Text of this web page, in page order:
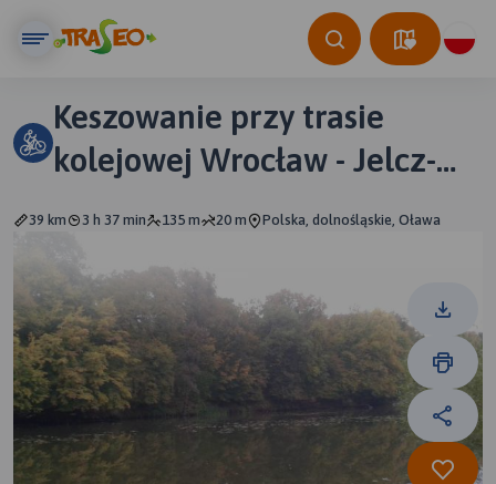
Keszowanie przy trasie
kolejowej Wrocław - Jelcz-
39 km 3 h 37 min 135 m 20 m Polska, dolnośląskie, Oława